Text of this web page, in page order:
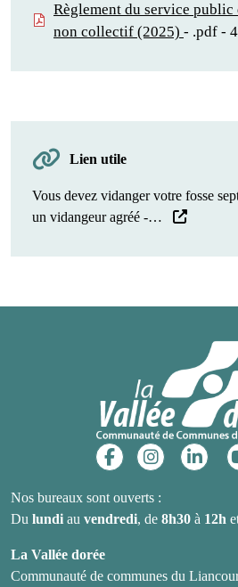
Règlement du service public
non collectif (2025)
.pdf -
Lien utile
Vous devez vidanger votre fosse
un vidangeur agréé -…
Réseaux sociaux
Nos bureaux sont ouverts :
Du lundi au vendredi, de 8h30 à 12h
La Vallée dorée
Communauté de communes du